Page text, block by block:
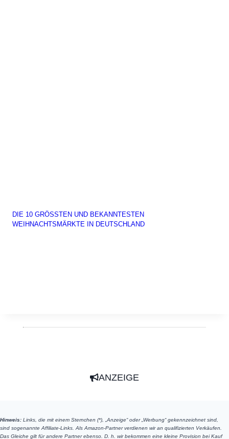
DIE 10 GRÖSSTEN UND BEKANNTESTEN W
EIHNACHTSMÄRKTE IN DEUTSCHLAND
ANZEIGE
Hinweis: Links, die mit einem Sternchen (*), „Anzeige“ oder „Werbung“ gekennzeichnet sind,
sind sogenannte Affiliate-Links. Als Amazon-Partner verdienen wir an qualifizierten Verkäufen.
Das Gleiche gilt für andere Partner ebenso. D. h. wir bekommen eine kleine Provision bei Kauf